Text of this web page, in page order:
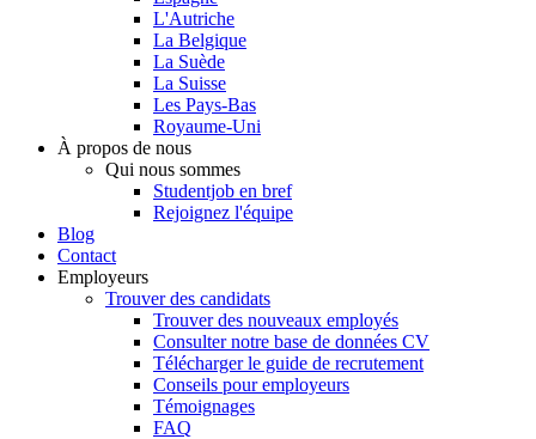
L'Autriche
La Belgique
La Suède
La Suisse
Les Pays-Bas
Royaume-Uni
À propos de nous
Qui nous sommes
Studentjob en bref
Rejoignez l'équipe
Blog
Contact
Employeurs
Trouver des candidats
Trouver des nouveaux employés
Consulter notre base de données CV
Télécharger le guide de recrutement
Conseils pour employeurs
Témoignages
FAQ